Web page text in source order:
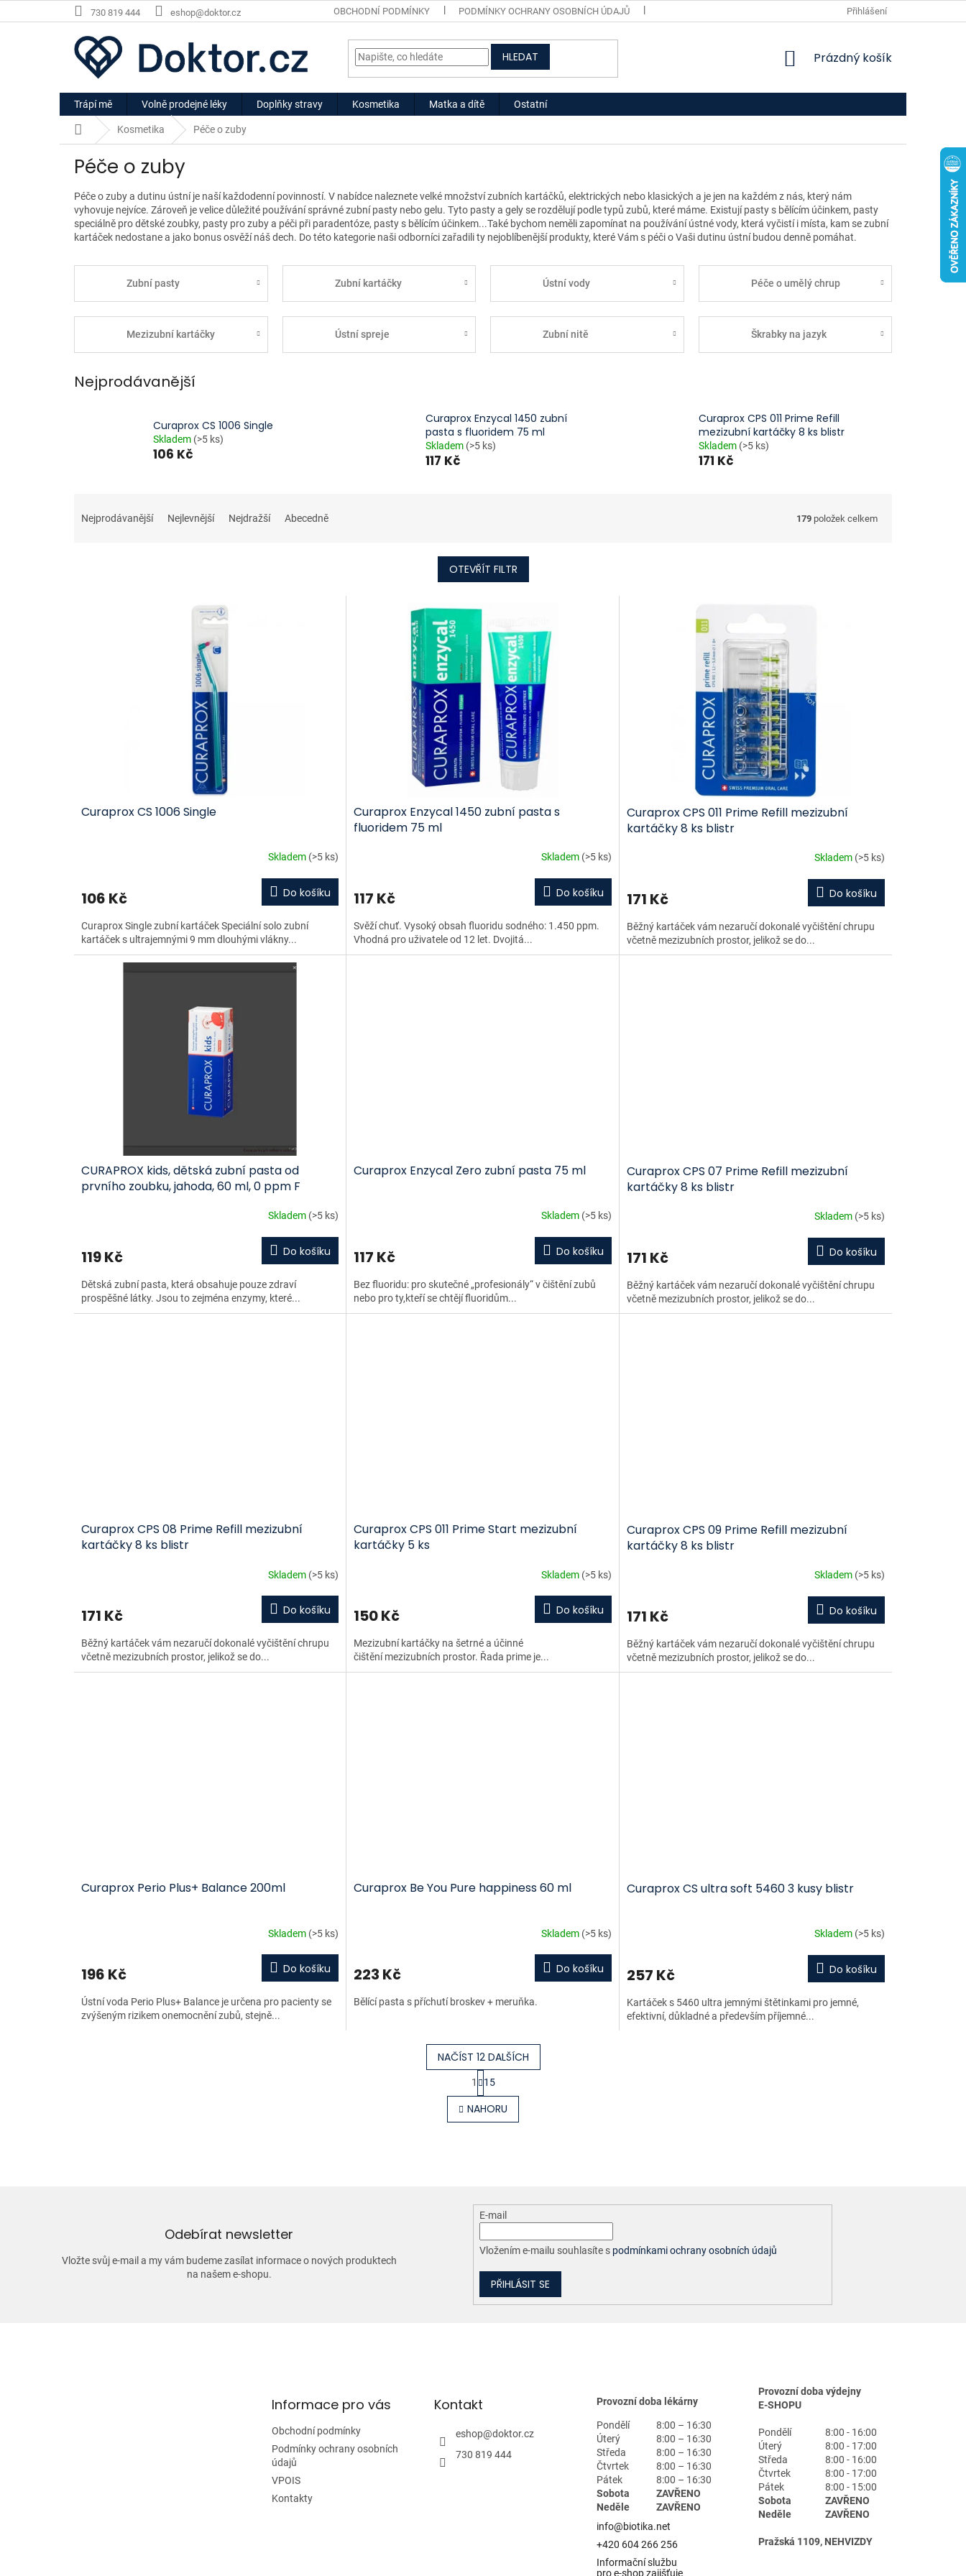
na
730 819 444 eshop@doktor.cz OBCHODNÍ PODMÍNKY PODMÍNKY OCHRANY OSOBNÍCH ÚDAJŮ Přihlášení
HLEDAT
NÁKUPNÍ
Prázdný košík
Trápí mě Volně prodejné léky Doplňky stravy Kosmetika Matka a dítě Ostatní
Domů Kosmetika Péče o zuby
Péče o zuby
Péče o zuby a dutinu ústní je naší každodenní povinností. V nabídce naleznete velké množství zubních kartáčků, elektrických nebo klasických a je jen na každém z nás, který nám
vyhovuje nejvíce. Zároveň je velice důležité používání správné zubní pasty nebo gelu. Tyto pasty a gely se rozdělují podle typů zubů, které máme. Existují pasty s bělícím účinkem, pasty
speciálně pro dětské zoubky, pasty pro zuby a péči při paradentóze, pasty s bělícím účinkem...Také bychom neměli zapomínat na používání ústné vody, která vyčistí i místa, kam se zubní
kartáček nedostane a jako bonus osvěží náš dech. Do této kategorie naši odborníci zařadili ty nejoblíbenější produkty, které Vám s péči o Vaši dutinu ústní budou denně pomáhat.
Zubní pasty Zubní kartáčky Ústní vody Péče o umělý chrup
Mezizubní kartáčky Ústní spreje Zubní nitě Škrabky na jazyk
Nejprodávanější
Curaprox CS 1006 Single
Skladem (>5 ks)
106 Kč
Curaprox Enzycal 1450 zubní
pasta s fluoridem 75 ml
Skladem (>5 ks)
117 Kč
Curaprox CPS 011 Prime Refill
mezizubní kartáčky 8 ks blistr
Skladem (>5 ks)
171 Kč
aNejprodávanější Nejlevnější Nejdražší Abecedně 179 položek celkem
OTEVŘÍT FILTR
Curaprox CS 1006 Single
Skladem (>5 ks)
106 Kč Do košíku
Curaprox Single zubní kartáček Speciální solo zubní
kartáček s ultrajemnými 9 mm dlouhými vlákny...
Curaprox Enzycal 1450 zubní pasta s
fluoridem 75 ml
Skladem (>5 ks)
117 Kč Do košíku
Svěží chuť. Vysoký obsah fluoridu sodného: 1.450 ppm.
Vhodná pro uživatele od 12 let. Dvojitá...
Curaprox CPS 011 Prime Refill mezizubní
kartáčky 8 ks blistr
Skladem (>5 ks)
171 Kč Do košíku
Běžný kartáček vám nezaručí dokonalé vyčištění chrupu
včetně mezizubních prostor, jelikož se do...
CURAPROX kids, dětská zubní pasta od
prvního zoubku, jahoda, 60 ml, 0 ppm F
Skladem (>5 ks)
119 Kč Do košíku
Dětská zubní pasta, která obsahuje pouze zdraví
prospěšné látky. Jsou to zejména enzymy, které...
Curaprox Enzycal Zero zubní pasta 75 ml
Skladem (>5 ks)
117 Kč Do košíku
Bez fluoridu: pro skutečné „profesionály“ v čištění zubů
nebo pro ty,kteří se chtějí fluoridům...
Curaprox CPS 07 Prime Refill mezizubní
kartáčky 8 ks blistr
Skladem (>5 ks)
171 Kč Do košíku
Běžný kartáček vám nezaručí dokonalé vyčištění chrupu
včetně mezizubních prostor, jelikož se do...
Curaprox CPS 08 Prime Refill mezizubní
kartáčky 8 ks blistr
Skladem (>5 ks)
171 Kč Do košíku
Běžný kartáček vám nezaručí dokonalé vyčištění chrupu
včetně mezizubních prostor, jelikož se do...
Curaprox CPS 011 Prime Start mezizubní
kartáčky 5 ks
Skladem (>5 ks)
150 Kč Do košíku
Mezizubní kartáčky na šetrné a účinné
čištění mezizubních prostor. Řada prime je...
Curaprox CPS 09 Prime Refill mezizubní
kartáčky 8 ks blistr
Skladem (>5 ks)
171 Kč Do košíku
Běžný kartáček vám nezaručí dokonalé vyčištění chrupu
včetně mezizubních prostor, jelikož se do...
Curaprox Perio Plus+ Balance 200ml
Skladem (>5 ks)
196 Kč Do košíku
Ústní voda Perio Plus+ Balance je určena pro pacienty se
zvýšeným rizikem onemocnění zubů, stejně...
Curaprox Be You Pure happiness 60 ml
Skladem (>5 ks)
223 Kč Do košíku
Bělící pasta s příchutí broskev + meruňka.
Curaprox CS ultra soft 5460 3 kusy blistr
Skladem (>5 ks)
257 Kč Do košíku
Kartáček s 5460 ultra jemnými štětinkami pro jemné,
efektivní, důkladné a především příjemné...
O
v
l
r
v
k
y
p
i
NAČÍST 12 DALŠÍCH
S
t
r
á
n
1 15
NAHORU
Odebírat newsletter
Vložte svůj e-mail a my vám budeme zasílat informace o nových produktech
na našem e-shopu.
E-mail
Vložením e-mailu souhlasíte s podmínkami ochrany osobních údajů
PŘIHLÁSIT SE
Informace pro vás
Obchodní podmínky
Podmínky ochrany osobních
údajů
VPOIS
Kontakty
Kontakt
eshop@doktor.cz
730 819 444
Provozní doba lékárny
Pondělí
8:00 – 16:30
Úterý
8:00 – 16:30
Středa
8:00 – 16:30
Čtvrtek
8:00 – 16:30
Pátek
8:00 – 16:30
Sobota
ZAVŘENO
Neděle
ZAVŘENO
info@biotika.net
+420 604 266 256
Informační službu
pro e-shop zajišťuje
Provozní doba výdejny
E-SHOPU
Pondělí
8:00 - 16:00
Úterý
8:00 - 17:00
Středa
8:00 - 16:00
Čtvrtek
8:00 - 17:00
Pátek
8:00 - 15:00
Sobota
ZAVŘENO
Neděle
ZAVŘENO
Pražská 1109, NEHVIZDY